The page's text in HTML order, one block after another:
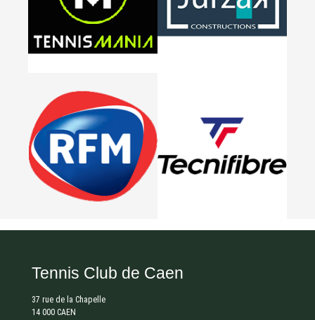
Tennis Club de Caen
37 rue de la Chapelle
14 000 CAEN